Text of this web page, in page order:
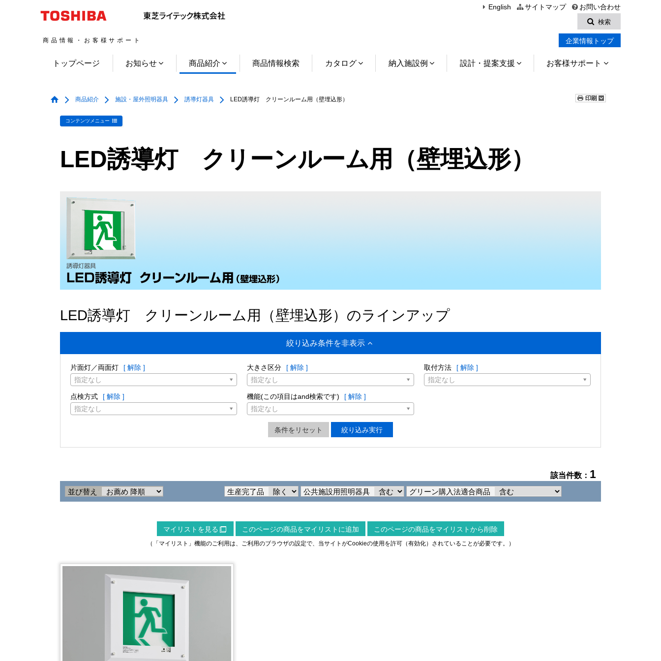
English サイトマップ
お問い合わせ
検索
商品情報・お客様サポート 企業情報トップ
トップページ お知らせ 商品紹介 商品情報検索 カタログ 納入施設例 設計・提案支援 お客様サポート
商品紹介 施設・屋外照明器具 誘導灯器具 LED誘導灯 クリーンルーム用（壁埋込形）
コンテンツメニュー
LED誘導灯 クリーンルーム用（壁埋込形）
LED誘導灯 クリーンルーム用（壁埋込形）のラインアップ
絞り込み条件を非表示
片面灯／両面灯
[ 解除 ]
指定なし
大きさ区分
[ 解除 ]
指定なし
取付方法
[ 解除 ]
指定なし
点検方式
[ 解除 ]
指定なし
機能(この項目はand検索です)
[ 解除 ]
指定なし
条件をリセット 絞り込み実行
該当件数： 1
並び替え 生産完了品 公共施設用照明器具 グリーン購入法適合商品
マイリストを見る このページの商品をマイリストに追加 このページの商品をマイリストから削除
（「マイリスト」機能のご利用は、ご利用のブラウザの設定で、当サイトがCookieの使用を許可（有効化）されていることが必要です。）